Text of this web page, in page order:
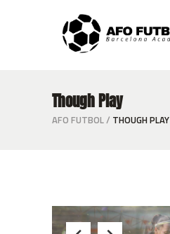
Though Play
AFO FUTBOL/ THOUGH PLAY